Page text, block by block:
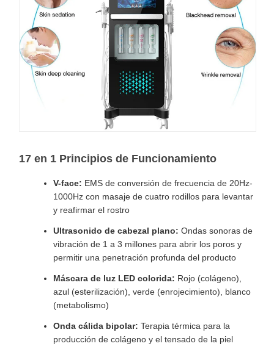
17 en 1 Principios de Funcionamiento
V-face: EMS de conversión de frecuencia de 20Hz-
1000Hz con masaje de cuatro rodillos para levantar
y reafirmar el rostro
Ultrasonido de cabezal plano: Ondas sonoras de
vibración de 1 a 3 millones para abrir los poros y
permitir una penetración profunda del producto
Máscara de luz LED colorida: Rojo (colágeno),
azul (esterilización), verde (enrojecimiento), blanco
(metabolismo)
Onda cálida bipolar: Terapia térmica para la
producción de colágeno y el tensado de la piel